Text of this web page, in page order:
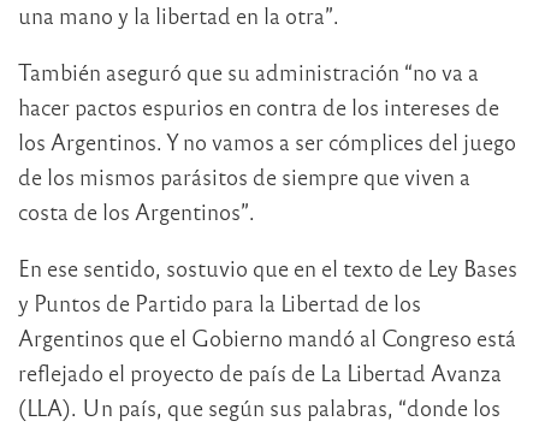
una mano y la libertad en la otra”.
También aseguró que su administración “no va a
hacer pactos espurios en contra de los intereses de
los Argentinos. Y no vamos a ser cómplices del juego
de los mismos parásitos de siempre que viven a
costa de los Argentinos”.
En ese sentido, sostuvio que en el texto de Ley Bases
y Puntos de Partido para la Libertad de los
Argentinos que el Gobierno mandó al Congreso está
reflejado el proyecto de país de La Libertad Avanza
(LLA). Un país, que según sus palabras, “donde los